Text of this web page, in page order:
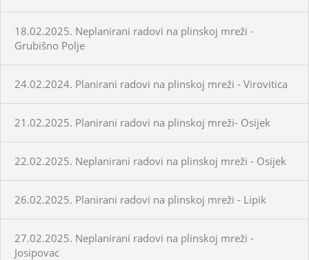
18.02.2025. Neplanirani radovi na plinskoj mreži -
Grubišno Polje
24.02.2024. Planirani radovi na plinskoj mreži - Virovitica
21.02.2025. Planirani radovi na plinskoj mreži- Osijek
22.02.2025. Neplanirani radovi na plinskoj mreži - Osijek
26.02.2025. Planirani radovi na plinskoj mreži - Lipik
27.02.2025. Neplanirani radovi na plinskoj mreži -
Josipovac